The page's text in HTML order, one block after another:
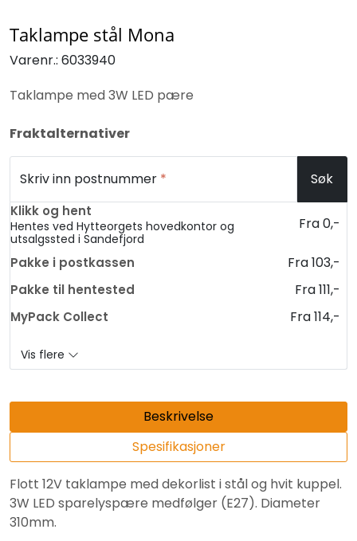
Taklampe stål Mona
Varenr.: 6033940
Taklampe med 3W LED pære
Fraktalternativer
Skriv inn postnummer * Søk
Klikk og hent
Hentes ved Hytteorgets hovedkontor og
utsalgssted i Sandefjord
Fra 0,-
Pakke i postkassen Fra 103,-
Pakke til hentested Fra 111,-
MyPack Collect Fra 114,-
Vis flere
Beskrivelse
Spesifikasjoner
Flott 12V taklampe med dekorlist i stål og hvit kuppel.
3W LED sparelyspære medfølger (E27). Diameter
310mm.